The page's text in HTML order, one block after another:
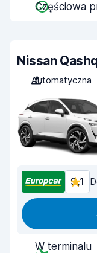
Częściowa
Nissan
Automatyczna
9,1
W terminalu